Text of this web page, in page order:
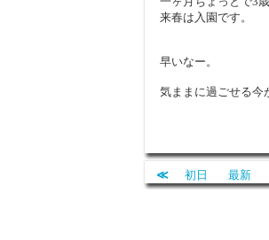
来春は入園です。
早いなー。
気ままに過ごせる今
≪ 初日 最新